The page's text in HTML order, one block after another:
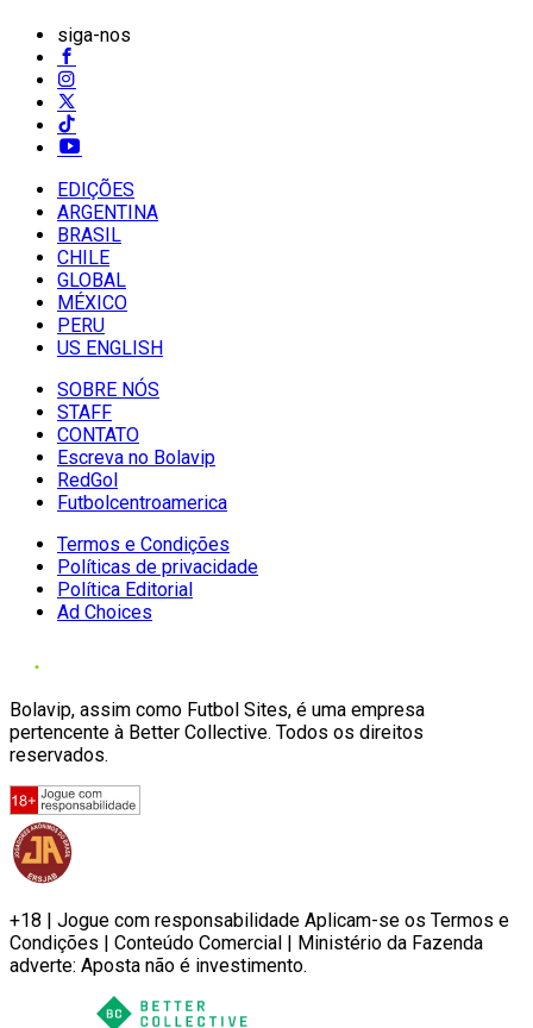
siga-nos
EDIÇÕES
ARGENTINA
BRASIL
CHILE
GLOBAL
MÉXICO
PERU
US ENGLISH
SOBRE NÓS
STAFF
CONTATO
Escreva no Bolavip
RedGol
Futbolcentroamerica
Termos e Condições
Políticas de privacidade
Política Editorial
Ad Choices
Bolavip, assim como Futbol Sites, é uma empresa
pertencente à Better Collective. Todos os direitos
reservados.
+18 | Jogue com responsabilidade Aplicam-se os Termos e
Condições | Conteúdo Comercial | Ministério da Fazenda
adverte: Aposta não é investimento.